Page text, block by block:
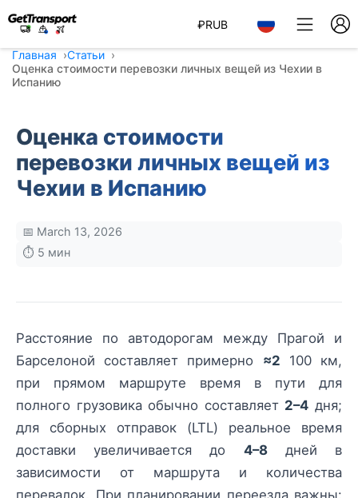
₽RUB
Главная
Статьи
Оценка стоимости перевозки личных вещей из Чехии в
Испанию
Оценка стоимости
перевозки личных вещей из
Чехии в Испанию
📅 March 13, 2026
⏱️ 5 мин
Расстояние по автодорогам между Прагой и
Барселоной составляет примерно ≈2 100 км,
при прямом маршруте время в пути для
полного грузовика обычно составляет 2–4 дня;
для сборных отправок (LTL) реальное время
доставки увеличивается до 4–8дней в
зависимости от маршрута и количества
перевалок. При планировании переезда важны: